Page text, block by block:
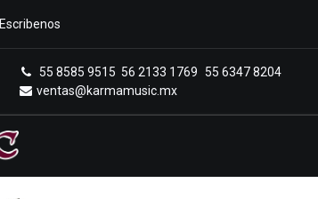
Escribenos
55 8585 9515 56 2133 1769
55 6347 8204
ventas@karmamusic.mx